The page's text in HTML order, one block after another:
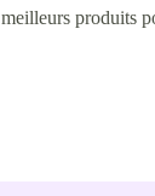
produits